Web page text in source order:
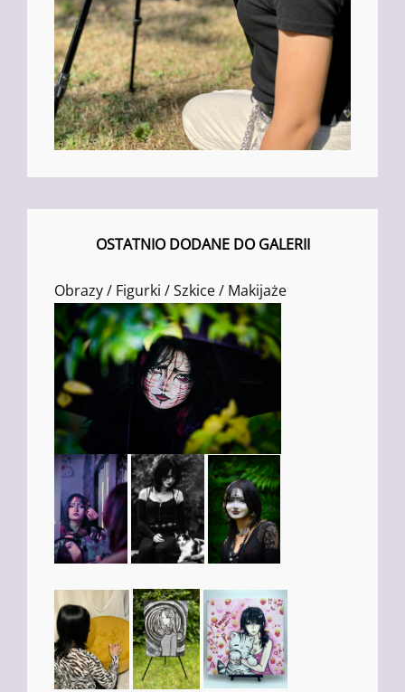
OSTATNIO DODANE DO GALERII
Obrazy / Figurki / Szkice / Makijaże